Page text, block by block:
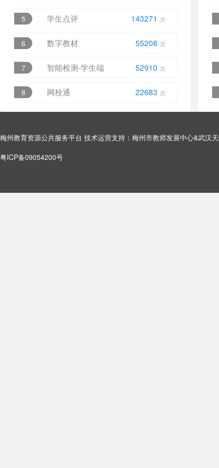
5 学生点评 143271 次
6 数字教材 55208 次
7 智能检测-学生端 52910 次
8 网校通 22683 次
梅州教育资源公共服务平台 技术运营支持：梅州市教师发展中心&武汉
粤ICP备09054200号